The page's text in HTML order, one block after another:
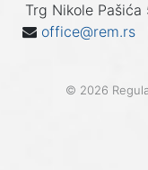
Trg Nikole Pašića
office@rem.rs
© 2026